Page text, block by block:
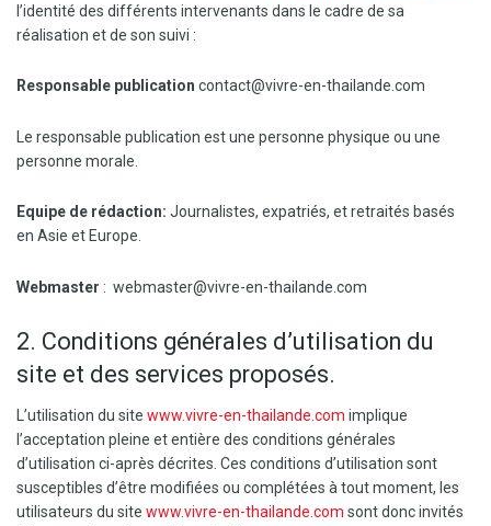
l’identité des différents intervenants dans le cadre de sa
réalisation et de son suivi :
Responsable publication contact@vivre-en-thailande.com
Le responsable publication est une personne physique ou une
personne morale.
Equipe de rédaction: Journalistes, expatriés, et retraités basés
en Asie et Europe.
Webmaster : webmaster@vivre-en-thailande.com
2. Conditions générales d’utilisation du
site et des services proposés.
L’utilisation du site www.vivre-en-thailande.com implique
l’acceptation pleine et entière des conditions générales
d’utilisation ci-après décrites. Ces conditions d’utilisation sont
susceptibles d’être modifiées ou complétées à tout moment, les
utilisateurs du site www.vivre-en-thailande.com sont donc invités